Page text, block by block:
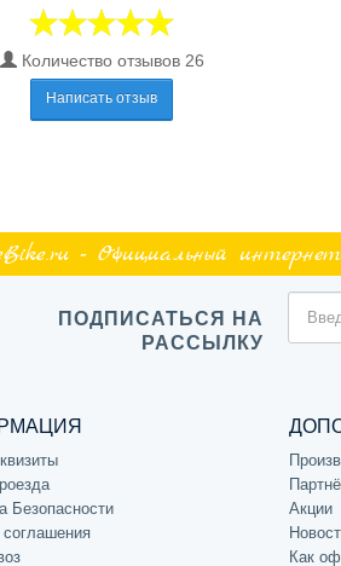
Количество отзывов 26
Написать отзыв
- Официальный
ПОДПИСАТЬСЯ НА
РАССЫЛКУ
Безопасности
Акции
Как